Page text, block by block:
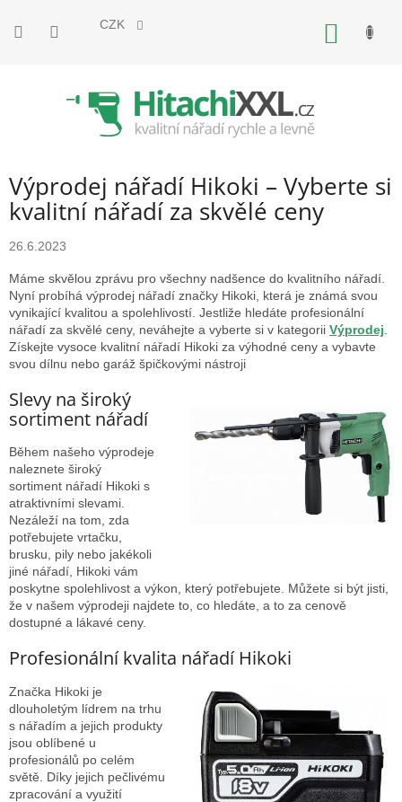
obsah
CZK
Výprodej nářadí Hikoki – Vyberte si
kvalitní nářadí za skvělé ceny
26.6.2023
Máme skvělou zprávu pro všechny nadšence do kvalitního nářadí.
Nyní probíhá výprodej nářadí značky Hikoki, která je známá svou
vynikající kvalitou a spolehlivostí. Jestliže hledáte profesionální
nářadí za skvělé ceny, neváhejte a vyberte si v kategorii Výprodej
Získejte vysoce kvalitní nářadí Hikoki za výhodné ceny a vybavte
svou dílnu nebo garáž špičkovými nástroji
Slevy na široký
sortiment nářadí
Během našeho výprodeje
naleznete široký
sortiment nářadí Hikoki s
atraktivními slevami.
Nezáleží na tom, zda
potřebujete vrtačku,
brusku, pily nebo jakékoli
jiné nářadí, Hikoki vám
poskytne spolehlivost a výkon, který potřebujete. Můžete si být jisti,
že v našem výprodeji najdete to, co hledáte, a to za cenově
dostupné a lákavé ceny.
Profesionální kvalita nářadí Hikoki
Značka Hikoki je
dlouholetým lídrem na trhu
s nářadím a jejich produkty
jsou oblíbené u
profesionálů po celém
světě. Díky jejich pečlivému
zpracování a využití